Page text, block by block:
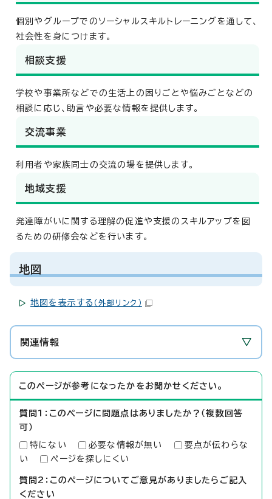
個別やグループでのソーシャルスキルトレーニングを通して、
社会性を身につけます。
相談支援
学校や事業所などでの生活上の困りごとや悩みごとなどの
相談に応じ、助言や必要な情報を提供します。
交流事業
利用者や家族同士の交流の場を提供します。
地域支援
発達障がいに関する理解の促進や支援のスキルアップを図
るための研修会などを行います。
地図
地図を表示する （外部リンク）
関連情報
このページが参考になったかをお聞かせください。
質問1：このページに問題点はありましたか？（複数回答
可）
特にない 必要な情報が無い
要点が伝わらな
い
ページを探しにくい
質問2：このページについてご意見がありましたらご記入
ください